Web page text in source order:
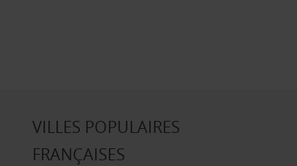
VILLES POPULAIRES
FRANÇAISES